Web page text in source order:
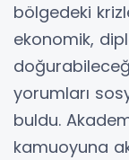
bölgedeki
ekonomik,
yorumları
buldu.
kamuoyuna